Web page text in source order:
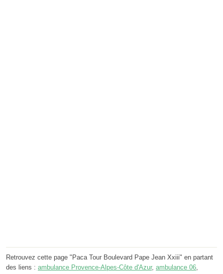
Retrouvez cette page "Paca Tour Boulevard Pape Jean Xxiii" en partant
des liens : ambulance Provence-Alpes-Côte d'Azur, ambulance 06,